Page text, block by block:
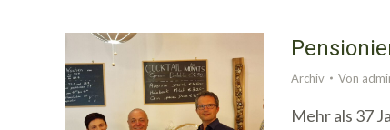
Archiv Von
Mehr als 37